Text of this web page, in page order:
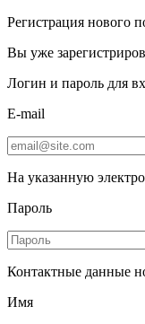
Регистрация нового
Вы уже
Логин и пароль для
E-mail
На указанную
Пароль
Контактные данные
Имя